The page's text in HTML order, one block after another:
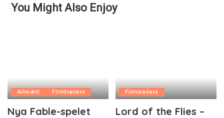
You Might Also Enjoy
Allmänt Filmtrailers
Nya Fable-spelet
Filmtrailers
Lord of the Flies –